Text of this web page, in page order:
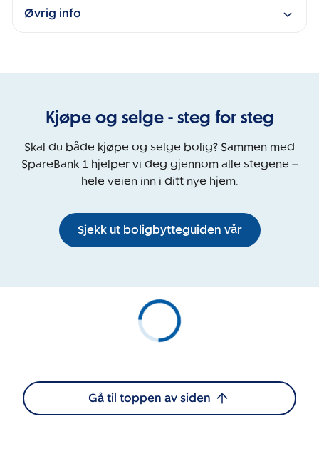
Øvrig info
Kjøpe og selge - steg for steg
Skal du både kjøpe og selge bolig? Sammen med
SpareBank 1 hjelper vi deg gjennom alle stegene –
hele veien inn i ditt nye hjem.
Sjekk ut boligbytteguiden vår
Gå til toppen av siden